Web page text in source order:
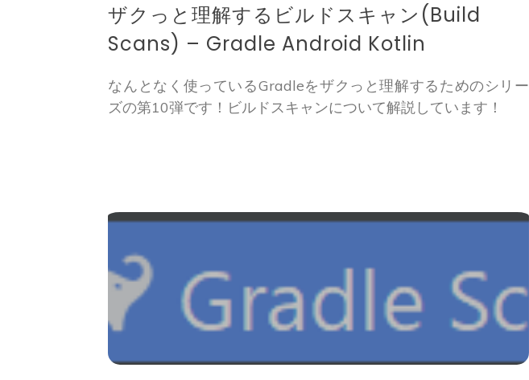
ザクっと理解するビルドスキャン(Build
Scans) – Gradle Android Kotlin
なんとなく使っているGradleをザクっと理解するためのシリー
ズの第10弾です！ビルドスキャンについて解説しています！